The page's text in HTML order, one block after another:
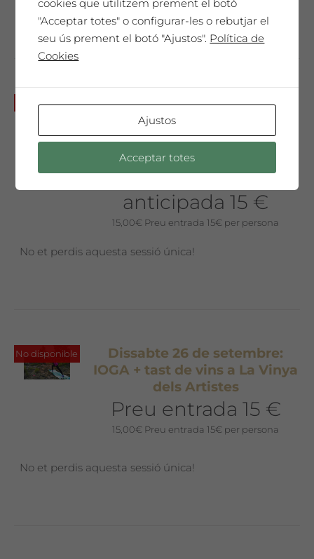
No disponible
Dissabte 10 de juliol a les
7pm: Viacrucis de Sant Iago
(espectacle a l’aire lliure amb
tast de vins)
Preu entrada
anticipada 15 €
15,00€ Preu entrada 15€ per persona
No et perdis aquesta sessió única!
No disponible
Dissabte 26 de setembre:
IOGA + tast de vins a La Vinya
dels Artistes
Preu entrada 15 €
15,00€ Preu entrada 15€ per persona
No et perdis aquesta sessió única!
cookies que utilitzem prement el botó
"Acceptar totes" o configurar-les o rebutjar el
seu ús prement el botó "Ajustos". Política de
Cookies
Ajustos
Acceptar totes